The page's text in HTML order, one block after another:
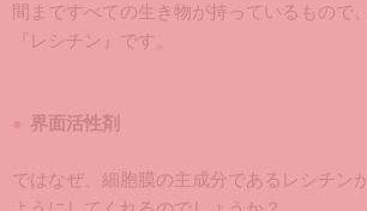
間まですべての生き物が持っているもので
『レシチン』です。
界面活性剤
ではなぜ、細胞膜の主成分であるレシチン